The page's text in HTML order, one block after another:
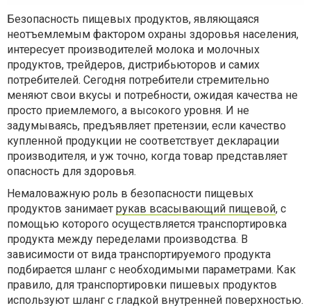
Безопасность пищевых продуктов, являющаяся
неотъемлемым фактором охраны здоровья населения,
интересует производителей молока и молочных
продуктов, трейдеров, дистрибьюторов и самих
потребителей. Сегодня потребители стремительно
меняют свои вкусы и потребности, ожидая качества не
просто приемлемого, а высокого уровня. И не
задумываясь, предъявляет претензии, если качество
купленной продукции не соответствует декларации
производителя, и уж точно, когда товар представляет
опасность для здоровья.
Немаловажную роль в безопасности пищевых
продуктов занимает рукав всасывающий пищевой, с
помощью которого осуществляется транспортировка
продукта между переделами производства. В
зависимости от вида транспортируемого продукта
подбирается шланг с необходимыми параметрами. Как
правило, для транспортировки пишевых продуктов
используют шланг с гладкой внутренней поверхностью.